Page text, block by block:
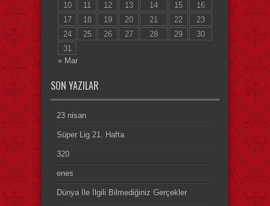
« Mar
10
11 12 13 14 15
16
17
18 19 20 21 22
23
24
25 26 27 28 29
30
31
SON YAZILAR
23 nisan
Süper Lig 21. Hafta
320
enes
Dünya İle İlgili Bilmediğiniz Gerçekler